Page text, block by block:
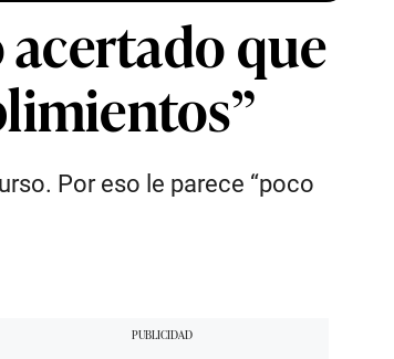
acertado que
Por eso le parece “poco